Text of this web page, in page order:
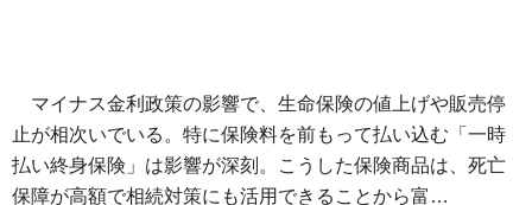
マイナス金利政策の影響で、生命保険の値上げや販売停
止が相次いでいる。特に保険料を前もって払い込む「一時
払い終身保険」は影響が深刻。こうした保険商品は、死亡
保障が高額で相続対策にも活用できることから富…